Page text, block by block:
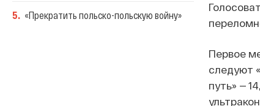
5. «Прекратить польско-польскую войну»
Первое
следуют
путь» —